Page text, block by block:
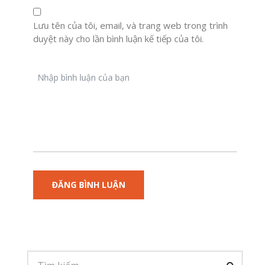
Lưu tên của tôi, email, và trang web trong trình
duyệt này cho lần bình luận kế tiếp của tôi.